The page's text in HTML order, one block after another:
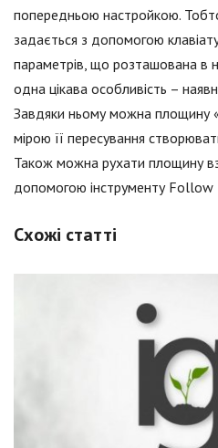
попередньою настройкою.
задається з допомогою
параметрів, що розташована в
одна цікава особливість –
Завдяки ньому можна площину
мірою її пересування
Також можна рухати площину
допомогою інструменту Follow
Схожі статті